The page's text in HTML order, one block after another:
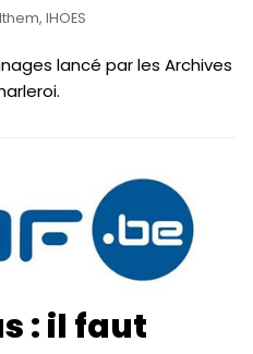
IHOES
lancé par les Archives
: il faut